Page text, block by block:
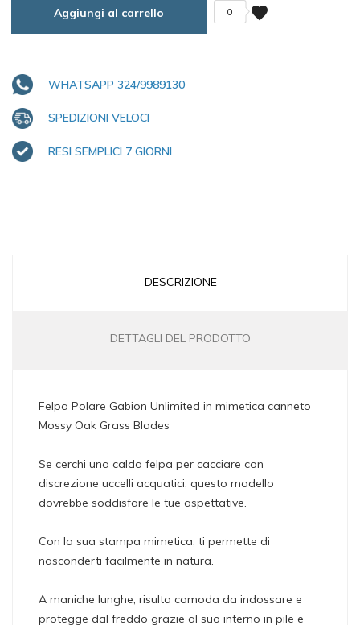
Aggiungi al carrello favorite
0
WHATSAPP 324/9989130
SPEDIZIONI VELOCI
RESI SEMPLICI 7 GIORNI
DESCRIZIONE
DETTAGLI DEL PRODOTTO
Felpa Polare Gabion Unlimited in mimetica canneto
Mossy Oak Grass Blades
Se cerchi una calda felpa per cacciare con
discrezione uccelli acquatici, questo modello
dovrebbe soddisfare le tue aspettative.
Con la sua stampa mimetica, ti permette di
nasconderti facilmente in natura.
A maniche lunghe, risulta comoda da indossare e
protegge dal freddo grazie al suo interno in pile e